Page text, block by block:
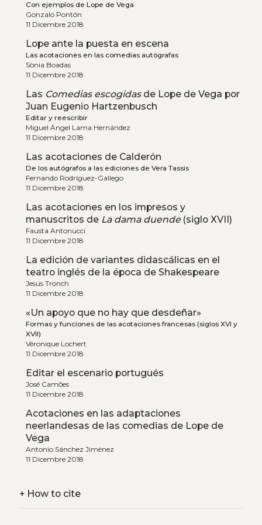
Con ejemplos de Lope de Vega
Gonzalo Pontón
11 Dicembre 2018
Lope ante la puesta en escena
Las acotaciones en las comedias autógrafas
Sònia Boadas
11 Dicembre 2018
Las Comedias escogidasde Lope de Vega por
Juan Eugenio Hartzenbusch
Editar y reescribir
Miguel Ángel Lama Hernández
11 Dicembre 2018
Las acotaciones de Calderón
De los autógrafos a las ediciones de Vera Tassis
Fernando Rodríguez-Gallego
11 Dicembre 2018
Las acotaciones en los impresos y
manuscritos de La dama duende(siglo XVII)
Fausta Antonucci
11 Dicembre 2018
La edición de variantes didascálicas en el
teatro inglés de la época de Shakespeare
Jesús Tronch
11 Dicembre 2018
«Un apoyo que no hay que desdeñar»
Formas y funciones de las acotaciones francesas (siglos XVI y
XVII)
Véronique Lochert
11 Dicembre 2018
Editar el escenario portugués
José Camões
11 Dicembre 2018
Acotaciones en las adaptaciones
neerlandesas de las comedias de Lope de
Vega
Antonio Sánchez Jiménez
11 Dicembre 2018
+How to cite